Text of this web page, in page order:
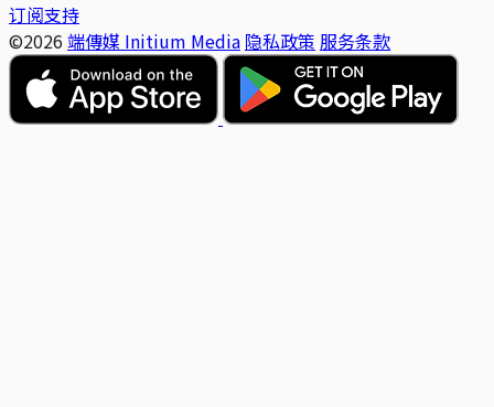
订阅支持
©2026 端傳媒 Initium Media 隐私政策 服务条款